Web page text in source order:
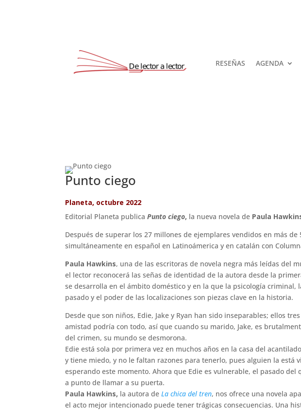
RESEÑAS AGENDA
Punto ciego
Planeta, octubre 2022
Editorial Planeta publica Punto ciego, la nueva novela de Paula
Después de superar los 27 millones de ejemplares vendidos en más de
simultáneamente en español en Latinoámerica y en catalán con
Paula Hawkins, una de las escritoras de novela negra más leídas del
el lector reconocerá las señas de identidad de la autora desde la
se desarrolla en el ámbito doméstico y en la que la psicología criminal,
pasado y el poder de las localizaciones son piezas clave en la historia.
Desde que son niños, Edie, Jake y Ryan han sido inseparables; ellos
amistad podría con todo, así que cuando su marido, Jake, es
del crimen, su mundo se desmorona.
Edie está sola por primera vez en muchos años en la casa del
y tiene miedo, y no le faltan razones para tenerlo, pues alguien la está
esperando este momento. Ahora que Edie es vulnerable, el pasado
a punto de llamar a su puerta.
Paula Hawkins, la autora de La chica del tren, nos ofrece una novela
el acto mejor intencionado puede tener trágicas consecuencias. Una